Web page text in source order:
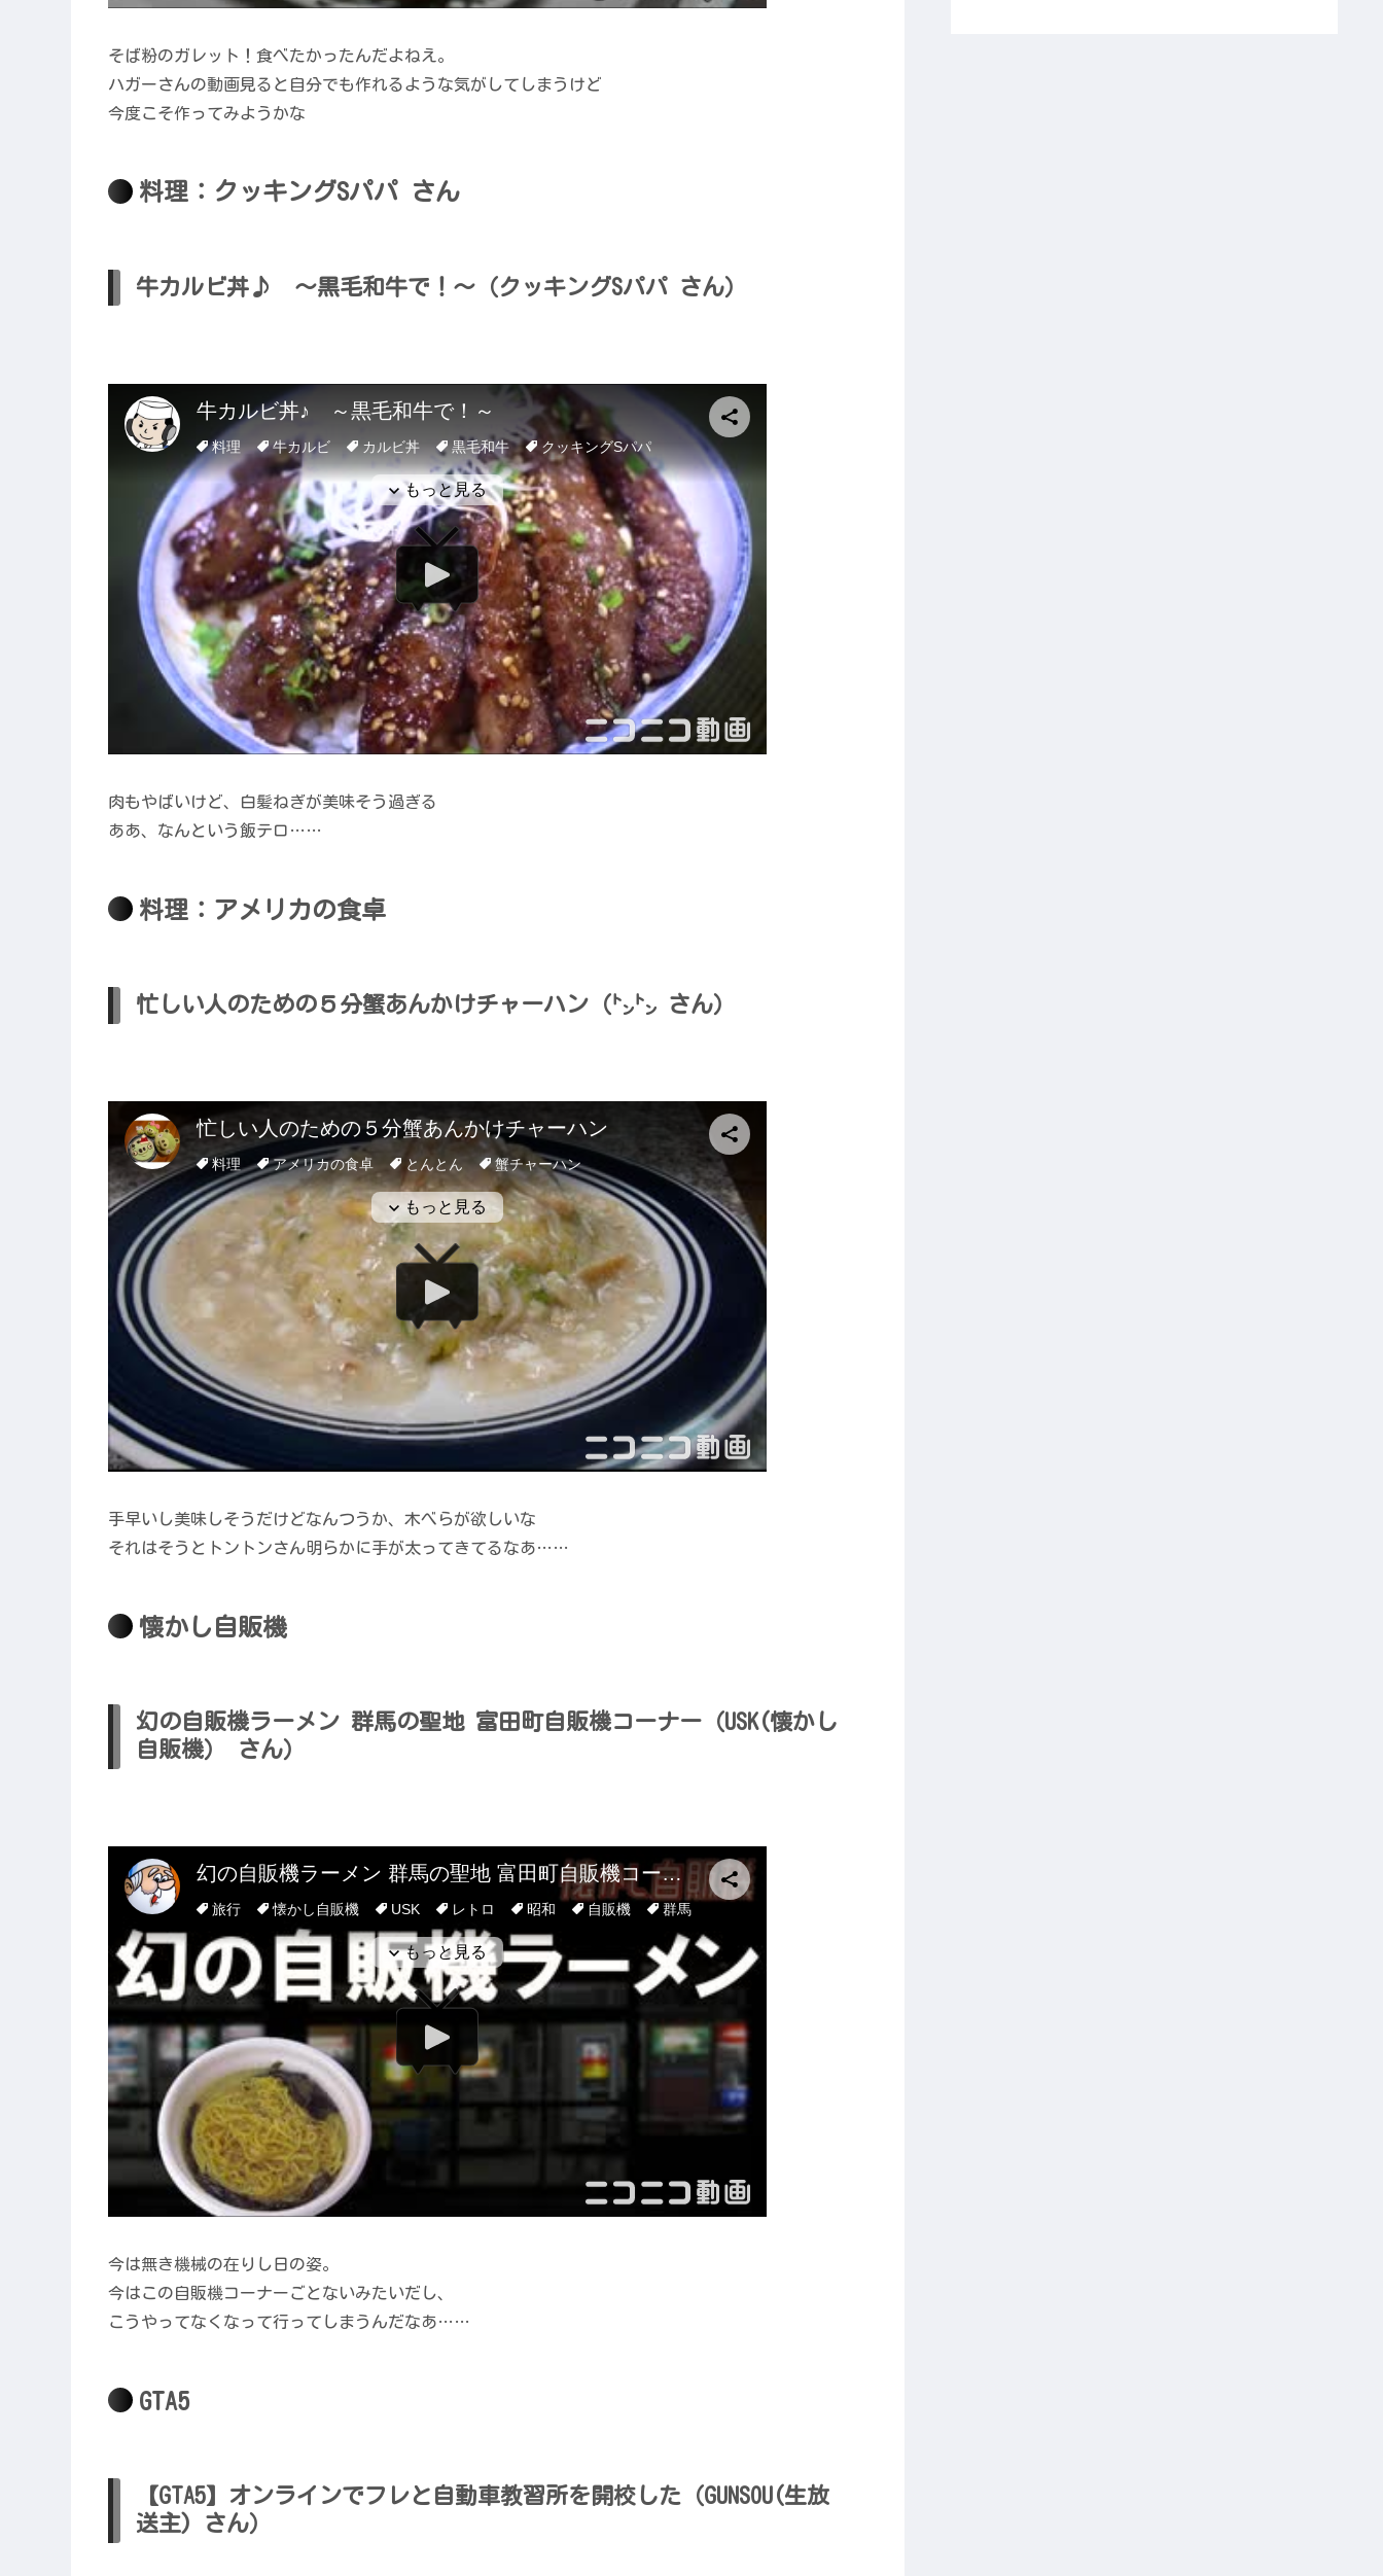
そば粉のガレット！食べたかったんだよねえ。
ハガーさんの動画見ると自分でも作れるような気がしてしまうけど
今度こそ作ってみようかな
料理：クッキングSパパ さん
牛カルビ丼♪ ～黒毛和牛で！～（クッキングSパパ さん）
肉もやばいけど、白髪ねぎが美味そう過ぎる
ああ、なんという飯テロ……
料理：アメリカの食卓
忙しい人のための５分蟹あんかけチャーハン（㌧㌧ さん）
手早いし美味しそうだけどなんつうか、木べらが欲しいな
それはそうとトントンさん明らかに手が太ってきてるなあ……
懐かし自販機
幻の自販機ラーメン 群馬の聖地 富田町自販機コーナー（USK(懐かし
自販機） さん）
今は無き機械の在りし日の姿。
今はこの自販機コーナーごとないみたいだし、
こうやってなくなって行ってしまうんだなあ……
GTA5
【GTA5】オンラインでフレと自動車教習所を開校した（GUNSOU(生放
送主) さん）